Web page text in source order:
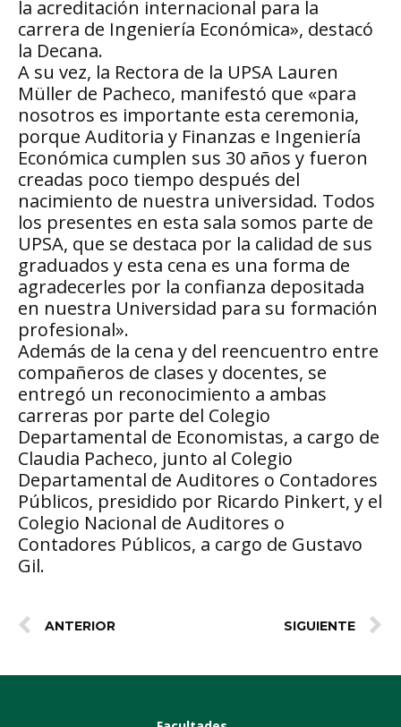
la acreditación internacional para la
carrera de Ingeniería Económica», destacó
la Decana.
A su vez, la Rectora de la UPSA Lauren
Müller de Pacheco, manifestó que «para
nosotros es importante esta ceremonia,
porque Auditoria y Finanzas e Ingeniería
Económica cumplen sus 30 años y fueron
creadas poco tiempo después del
nacimiento de nuestra universidad. Todos
los presentes en esta sala somos parte de
UPSA, que se destaca por la calidad de sus
graduados y esta cena es una forma de
agradecerles por la confianza depositada
en nuestra Universidad para su formación
profesional».
Además de la cena y del reencuentro entre
compañeros de clases y docentes, se
entregó un reconocimiento a ambas
carreras por parte del Colegio
Departamental de Economistas, a cargo de
Claudia Pacheco, junto al Colegio
Departamental de Auditores o Contadores
Públicos, presidido por Ricardo Pinkert, y el
Colegio Nacional de Auditores o
Contadores Públicos, a cargo de Gustavo
Gil.
ANTERIOR SIGUIENTE